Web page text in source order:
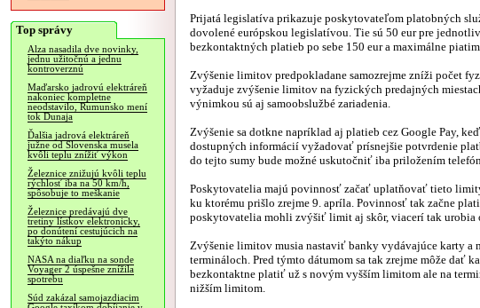
Top správy
Alza nasadila dve novinky,
jednu užitočnú a jednu
kontroverznú
Maďarsko jadrovú elektráreň
nakoniec kompletne
neodstavilo, Rumunsko mení
tok Dunaja
Ďalšia jadrová elektráreň
južne od Slovenska musela
kvôli teplu znížiť výkon
Železnice znižujú kvôli teplu
rýchlosť iba na 50 km/h,
spôsobuje to meškanie
Železnice predávajú dve
tretiny lístkov elektronicky,
po donútení cestujúcich na
takýto nákup
NASA na diaľku na sonde
Voyager 2 úspešne znížila
spotrebu
Súd zakázal samojazdiacim
Prijatá legislatíva prikazuje poskytovateľom platobných
dovolené európskou legislatívou. Tie sú 50 eur pre
bezkontaktných platieb po sebe 150 eur a maximálne
Zvýšenie limitov predpokladane samozrejme zníži počet
vyžaduje zvýšenie limitov na fyzických predajných
výnimkou sú aj samoobslužbé zariadenia.
Zvýšenie sa dotkne napríklad aj platieb cez Google Pay,
dostupných informácií vyžadovať prísnejšie potvrdenie
do tejto sumy bude možné uskutočniť iba priložením
Poskytovatelia majú povinnosť začať uplatňovať tieto
ku ktorému prišlo zrejme 9. apríla. Povinnosť tak začne
poskytovatelia mohli zvýšiť limit aj skôr, viacerí tak urobia
Zvýšenie limitov musia nastaviť banky vydávajúce karty a
termináloch. Pred týmto dátumom sa tak zrejme môže dať
bezkontaktne platiť už s novým vyšším limitom ale na
nižším limitom.